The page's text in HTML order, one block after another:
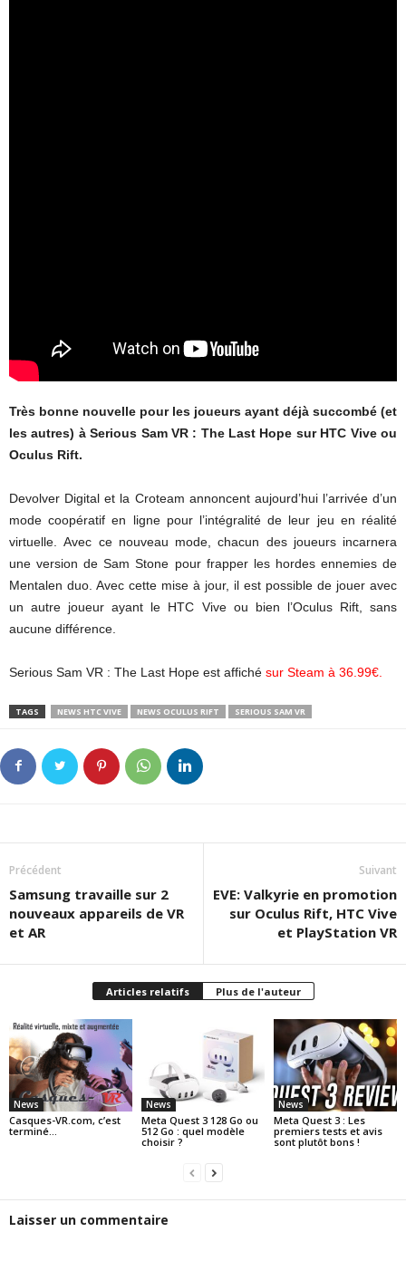
Très bonne nouvelle pour les joueurs ayant déjà succombé (et
les autres) à Serious Sam VR : The Last Hope sur HTC Vive ou
Oculus Rift.
Devolver Digital et la Croteam annoncent aujourd’hui l’arrivée d’un
mode coopératif en ligne pour l’intégralité de leur jeu en réalité
virtuelle. Avec ce nouveau mode, chacun des joueurs incarnera
une version de Sam Stone pour frapper les hordes ennemies de
Mentalen duo. Avec cette mise à jour, il est possible de jouer avec
un autre joueur ayant le HTC Vive ou bien l’Oculus Rift, sans
aucune différence.
Serious Sam VR : The Last Hope est affiché sur Steam à 36.99€
TAGS NEWS HTC VIVE NEWS OCULUS RIFT SERIOUS SAM VR
Précédent
Samsung travaille sur 2
nouveaux appareils de VR
et AR
Suivant
EVE: Valkyrie en promotion
sur Oculus Rift, HTC Vive
et PlayStation VR
Articles relatifs Plus de l'auteur
News
Casques-VR.com, c’est
terminé…
News
Meta Quest 3 128 Go ou
512 Go : quel modèle
choisir ?
News
Meta Quest 3 : Les
premiers tests et avis
sont plutôt bons !
Laisser un commentaire